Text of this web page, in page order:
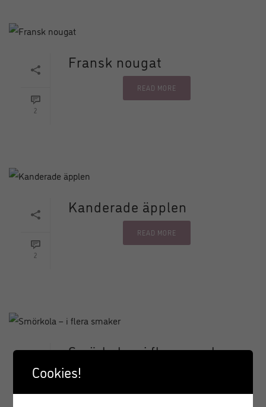
2
Fransk nougat
READ MORE
2
Kanderade äpplen
READ MORE
Smörkola – i flera smaker
Cookies!